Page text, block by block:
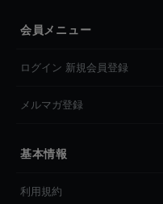
会員メニュー
ログイン 新規会員登録
メルマガ登録
基本情報
利用規約